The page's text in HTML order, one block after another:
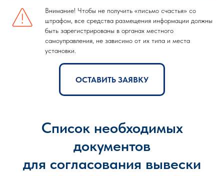
Внимание! Чтобы не получить «письмо счастья» со
штрафом, все средства размещения информации должны
быть зарегистрированы в органах местного
самоуправления, не зависимо от их типа и места
установки.
ОСТАВИТЬ ЗАЯВКУ
Список необходимых
документов
для согласования вывески